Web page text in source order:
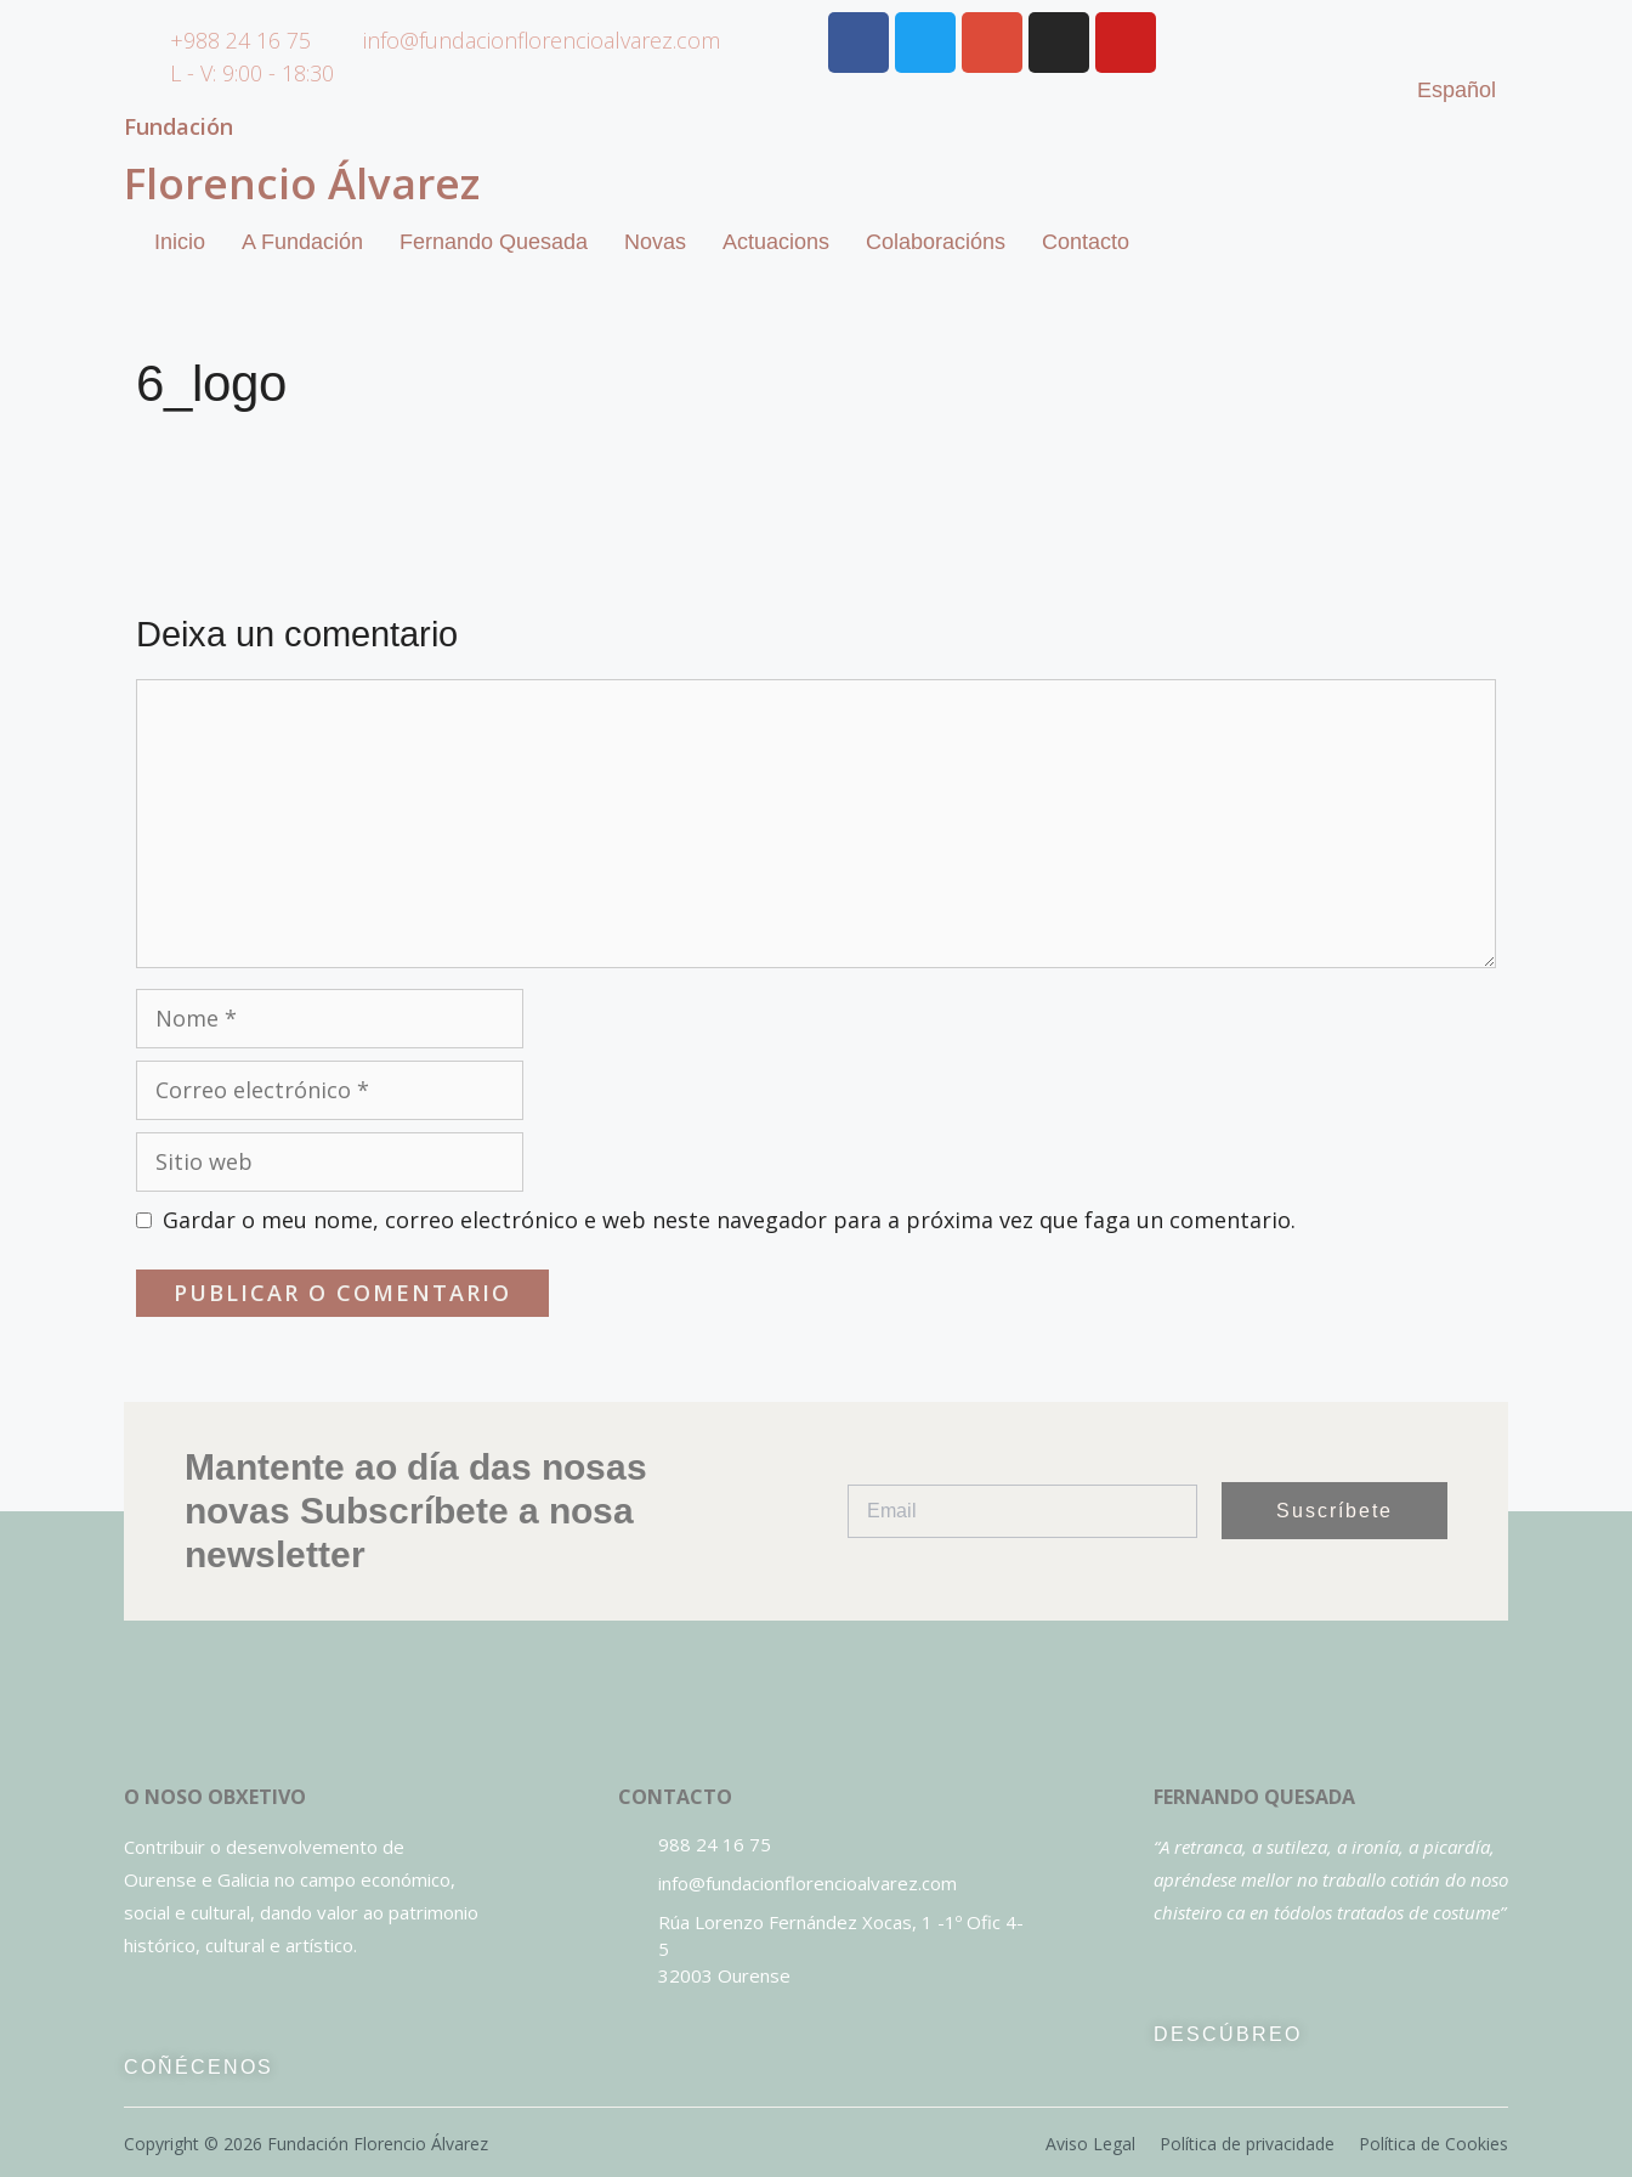
+988 24 16 75
info@fundacionflorencioalvarez.com
L - V: 9:00 - 18:30
Español
Fundación
Florencio Álvarez
Inicio A Fundación Fernando Quesada Novas Actuacions Colaboracións Contacto
6_logo
Deixa un comentario
Gardar o meu nome, correo electrónico e web neste navegador para a próxima vez que faga un comentario.
Mantente ao día das nosas
novas Subscríbete a nosa
newsletter
Suscríbete
O NOSO OBXETIVO
Contribuir o desenvolvemento de
Ourense e Galicia no campo económico,
social e cultural, dando valor ao patrimonio
histórico, cultural e artístico.
COÑÉCENOS
CONTACTO
988 24 16 75
info@fundacionflorencioalvarez.com
Rúa Lorenzo Fernández Xocas, 1 -1º Ofic 4-
5
32003 Ourense
FERNANDO QUESADA
“A retranca, a sutileza, a ironía, a picardía,
apréndese mellor no traballo cotián do noso
chisteiro ca en tódolos tratados de costume”
DESCÚBREO
Copyright © 2026 Fundación Florencio Álvarez Aviso Legal Política de privacidade Política de Cookies